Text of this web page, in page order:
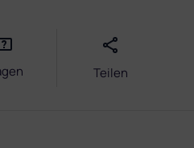
Teilen